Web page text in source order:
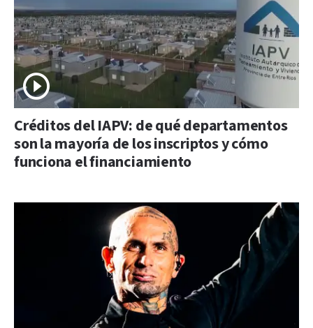
Créditos del IAPV: de qué departamentos
son la mayoría de los inscriptos y cómo
funciona el financiamiento